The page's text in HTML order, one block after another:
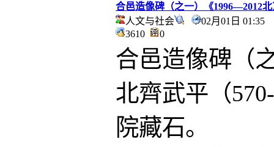
合邑造像碑（之一）《1996—2012
人文与社会
02月01日 01:35
3610
0
合邑造像碑（
北齊武平（
院藏石。